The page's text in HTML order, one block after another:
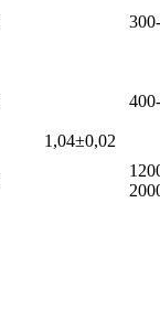
1,04±0,02